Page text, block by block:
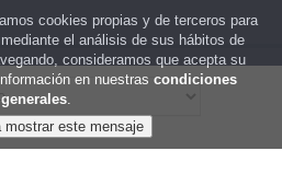
cookies propias y de terceros para
el análisis de sus hábitos de
consideramos que acepta su
en nuestras condiciones
generales.